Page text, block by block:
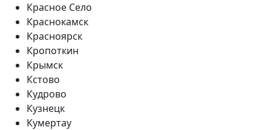
Красное Село
Краснокамск
Красноярск
Кропоткин
Крымск
Кстово
Кудрово
Кузнецк
Кумертау